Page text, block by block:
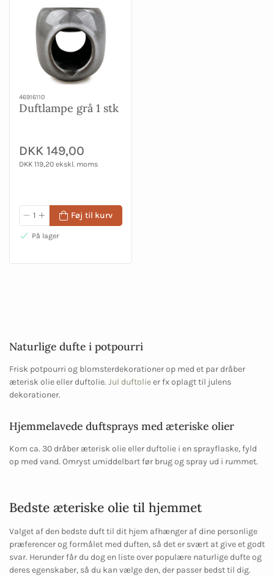
46916110
Duftlampe grå 1 stk
DKK 149,00
DKK 119,20 ekskl. moms
Føj til kurv
På lager
Naturlige dufte i potpourri
Frisk potpourri og blomsterdekorationer op med et par dråber
æterisk olie eller duftolie. Jul duftolieer fx oplagt til julens
dekorationer.
Hjemmelavede duftsprays med æteriske olier
Kom ca. 30 dråber æterisk olie eller duftolie i en sprayflaske, fyld
op med vand. Omryst umiddelbart før brug og spray ud i rummet.
Bedste æteriske olie til hjemmet
Valget af den bedste duft til dit hjem afhænger af dine personlige
præferencer og formålet med duften, så det er svært at give et godt
svar. Herunder får du dog en liste over populære naturlige dufte og
deres egenskaber, så du kan vælge den, der passer bedst til dig.